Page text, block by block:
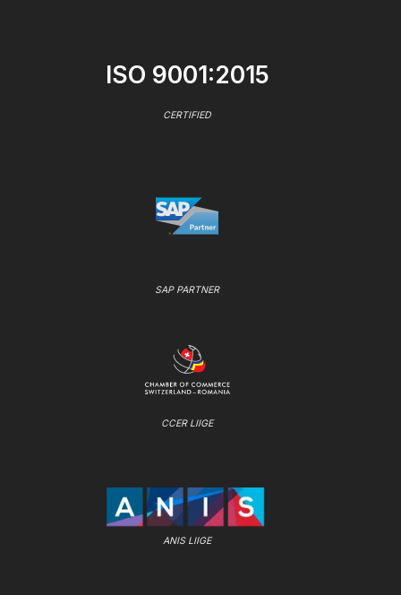
ISO 9001:2015
CERTIFIED
SAP PARTNER
CCER LIIGE
ANIS LIIGE